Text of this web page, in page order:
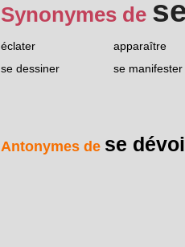
Synonymes de
éclater apparaître
se dessiner
se manifester
Antonymes de se